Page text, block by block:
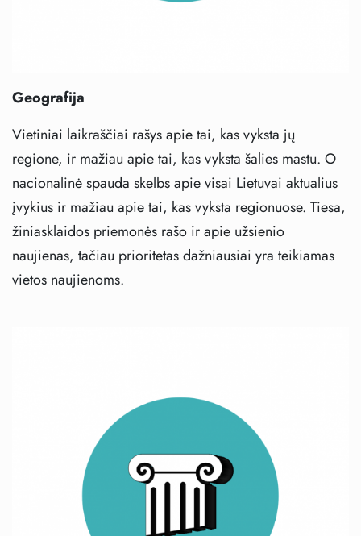
Geografija
Vietiniai laikraščiai rašys apie tai, kas vyksta jų
regione, ir mažiau apie tai, kas vyksta šalies mastu. O
nacionalinė spauda skelbs apie visai Lietuvai aktualius
įvykius ir mažiau apie tai, kas vyksta regionuose. Tiesa,
žiniasklaidos priemonės rašo ir apie užsienio
naujienas, tačiau prioritetas dažniausiai yra teikiamas
vietos naujienoms.